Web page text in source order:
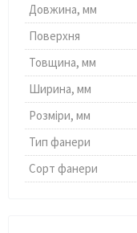
Довжина, мм
Поверхня
Товщина, мм
Ширина, мм
Розміри, мм
Тип фанери
Сорт фанери